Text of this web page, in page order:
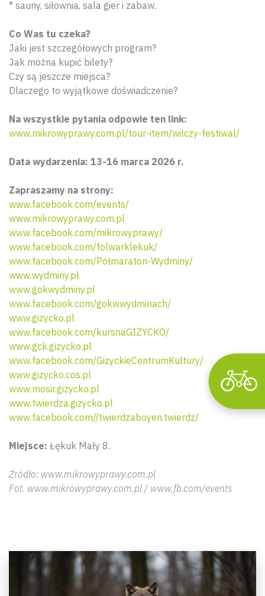
* sauny, siłownia, sala gier i zabaw.
Co Was tu czeka?
Jaki jest szczegółowych program?
Jak można kupić bilety?
Czy są jeszcze miejsca?
Dlaczego to wyjątkowe doświadczenie?
Na wszystkie pytania odpowie ten link:
www.mikrowyprawy.com.pl/tour-item/wilczy-festiwal/
Data wydarzenia: 13-16 marca 2026 r.
Zapraszamy na strony:
www.facebook.com/events/
www.mikrowyprawy.com.pl
www.facebook.com/mikrowyprawy/
www.facebook.com/folwarklekuk/
www.facebook.com/Półmaraton-Wydminy/
www.wydminy.pl
www.gokwydminy.pl
www.facebook.com/gokwwydminach/
www.gizycko.pl
www.facebook.com/kursnaGIZYCKO/
www.gck.gizycko.pl
www.facebook.com/GizyckieCentrumKultury/
www.gizycko.cos.pl
www.mosir.gizycko.pl
www.twierdza.gizycko.pl
www.facebook.com//twierdzaboyen.twierdz/
Miejsce: Łękuk Mały 8.
Źródło: www.mikrowyprawy.com.pl
Fot. www.mikrowyprawy.com.pl / www.fb.com/events